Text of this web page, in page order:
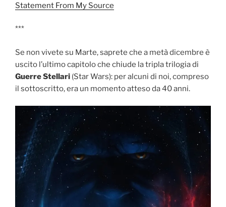
Statement From My Source
***
Se non vivete su Marte, saprete che a metà dicembre è
uscito l’ultimo capitolo che chiude la tripla trilogia di
Guerre Stellari (Star Wars): per alcuni di noi, compreso
il sottoscritto, era un momento atteso da 40 anni.